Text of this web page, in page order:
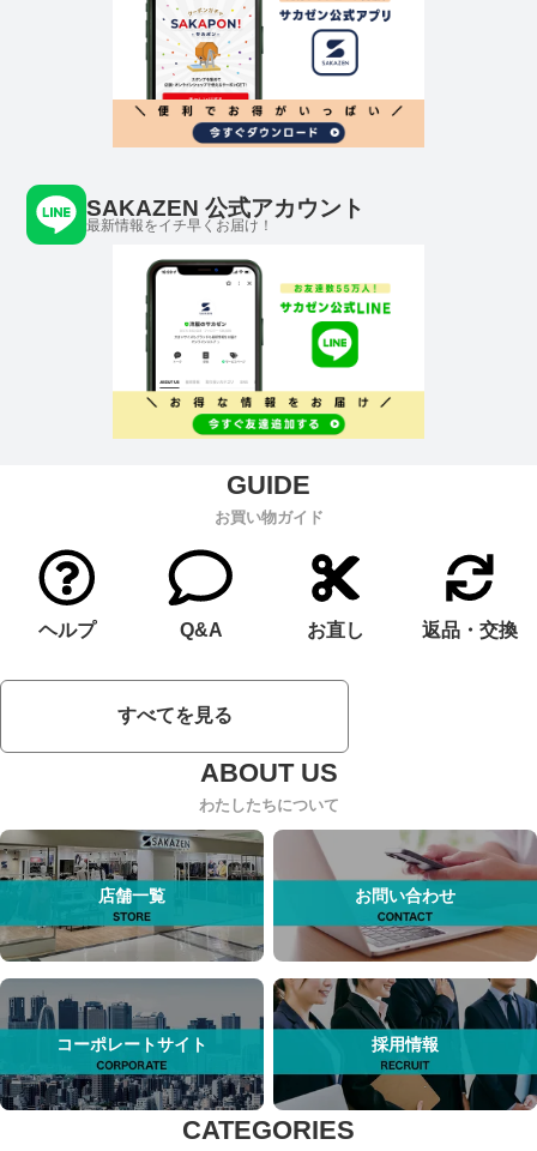
SAKAZEN 公式アカウント
最新情報をイチ早くお届け！
お買い物ガイド
ヘルプ Q&A お直し 返品・交換
すべてを見る
わたしたちについて
店舗一覧 お問い合わせ
コーポレートサイト 採用情報